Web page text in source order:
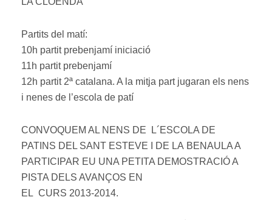
Partits del matí:
10h partit prebenjamí iniciació
11h partit prebenjamí
12h partit 2ª catalana. A la mitja part jugaran els nens
i nenes de l’escola de patí
CONVOQUEM AL NENS DE L´ESCOLA DE
PATINS DEL SANT ESTEVE I DE LA BENAULA A
PARTICIPAR EU UNA PETITA DEMOSTRACIÓ A
PISTA DELS AVANÇOS EN
EL CURS 2013-2014.